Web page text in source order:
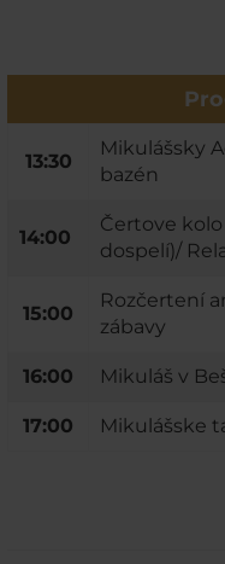
13:30
Mikulášsky
bazén
14:00
Čertove
dospelí)/
15:00
Rozčertení
zábavy
16:00 Mikuláš v
17:00 Mikulášske